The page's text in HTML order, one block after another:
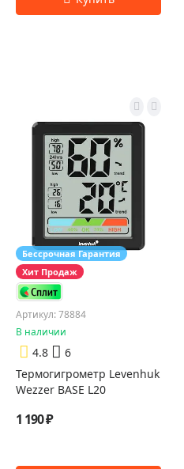
Бессрочная Гарантия
Хит Продаж
Артикул: 78884
В наличии
4.8
6
Термогигрометр Levenhuk
Wezzer BASE L20
1 190 ₽